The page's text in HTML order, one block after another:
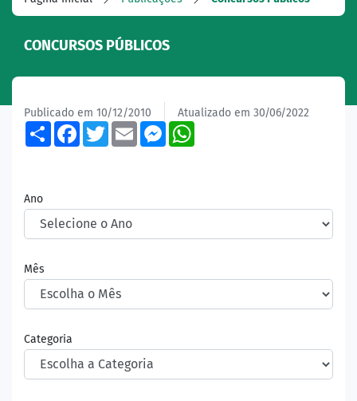
CONCURSOS PÚBLICOS
Publicado em 10/12/2010 Atualizado em 30/06/2022
ShareFacebook
TwitterEmailMessenger
Ano
Mês
Categoria